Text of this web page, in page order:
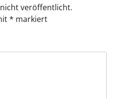
veröffentlicht.
* markiert